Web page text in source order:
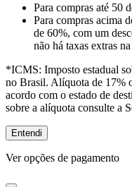
Para compras até 50
Para compras acima
de 60%, com um
não há taxas extras
*ICMS: Imposto estadual
no Brasil. Alíquota de 17%
acordo com o estado de
sobre a alíquota consulte a
Entendi
Ver opções de pagamento